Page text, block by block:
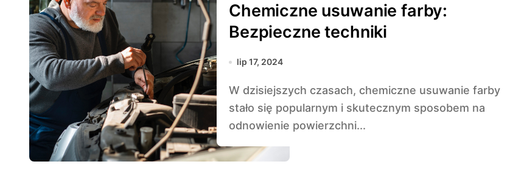
Chemiczne usuwanie farby:
Bezpieczne techniki
lip 17, 2024
W dzisiejszych czasach, chemiczne usuwanie farby
stało się popularnym i skutecznym sposobem na
odnowienie powierzchni...